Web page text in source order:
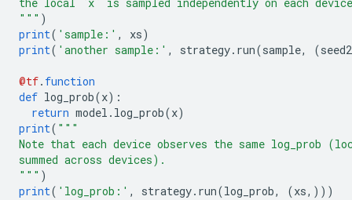
""" )
print( 'sample:' , xs)
print( 'another sample:' , strategy. run(sample, (seed2
@tf. function
def log_prob(x):
return model . log_prob(x)
print( """
Note that each device observes the same log_prob
summed across devices).
""" )
print( 'log_prob:' , strategy. run(log_prob, (xs,)))